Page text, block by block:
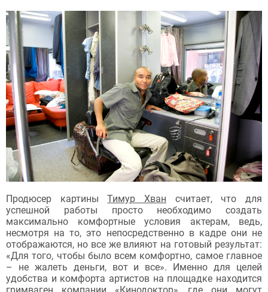
Продюсер картиныТимур Хван считает, что для
успешной работы просто необходимо создать
максимально комфортные условия актерам, ведь,
несмотря на то, это непосредственно в кадре они не
отображаются, но все же влияют на готовый результат:
«Для того, чтобы было всем комфортно, самое главное
– не жалеть деньги, вот и все». Именно для целей
удобства и комфорта артистов на площадке находится